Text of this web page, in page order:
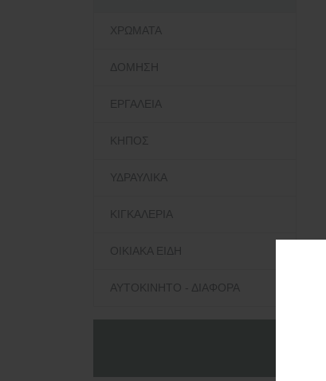
ΧΡΩΜΑΤΑ
ΔΟΜΗΣΗ
ΕΡΓΑΛΕΙΑ
ΚΗΠΟΣ
ΥΔΡΑΥΛΙΚΑ
ΚΙΓΚΑΛΕΡΙΑ
ΟΙΚΙΑΚΑ ΕΙΔΗ
ΑΥΤΟΚΙΝΗΤΟ - ΔΙΑΦΟΡΑ